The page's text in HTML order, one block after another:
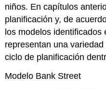
niños. En capítulos
planificación y, de
los modelos identificados
representan una
ciclo de planificación
Modelo Bank Street